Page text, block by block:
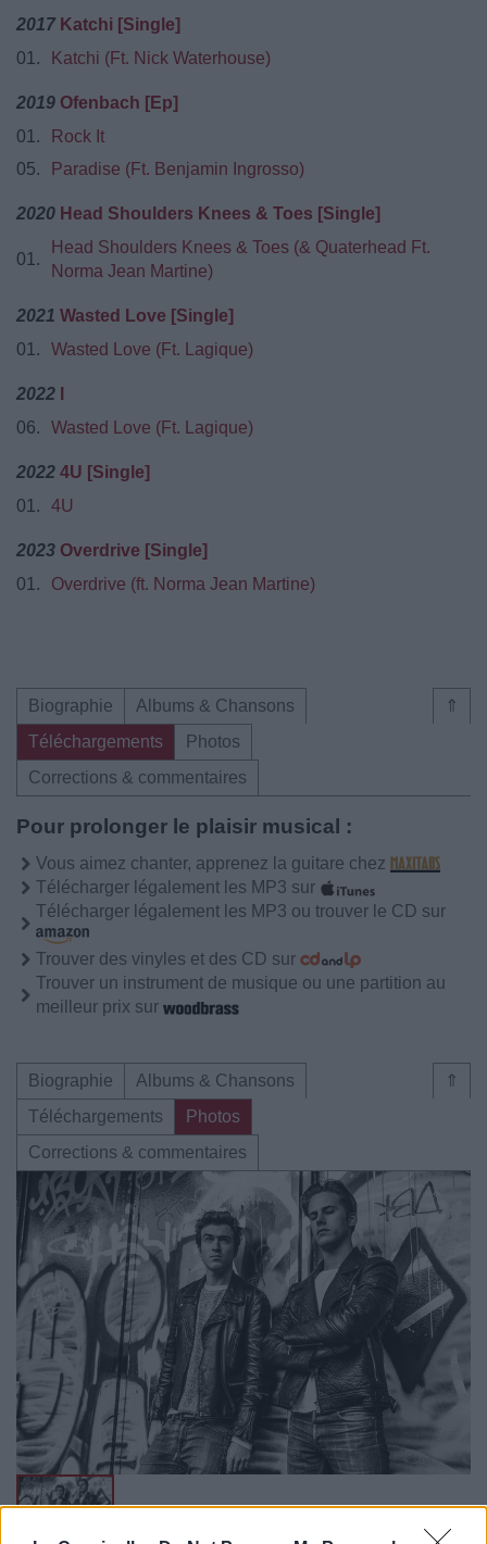
2017 Katchi [Single]
01.
Katchi (Ft. Nick Waterhouse)
2019 Ofenbach [Ep]
01.
Rock It
05.
Paradise (Ft. Benjamin Ingrosso)
2020 Head Shoulders Knees & Toes [Single]
01.
Head Shoulders Knees & Toes (& Quaterhead Ft.
Norma Jean Martine)
2021 Wasted Love [Single]
01.
Wasted Love (Ft. Lagique)
2022
06.
Wasted Love (Ft. Lagique)
2022 4U [Single]
01.
4U
2023 Overdrive [Single]
01.
Overdrive (ft. Norma Jean Martine)
⇑
Biographie
Albums & Chansons
Téléchargements
Photos
Corrections & commentaires
Pour prolonger le plaisir musical :
Vous aimez chanter, apprenez la guitare chez
Télécharger légalement les MP3 sur
Télécharger légalement les MP3 ou trouver le CD sur
Trouver des vinyles et des CD sur
Trouver un instrument de musique ou une partition au
meilleur prix sur
⇑
Biographie
Albums & Chansons
Téléchargements
Photos
Corrections & commentaires